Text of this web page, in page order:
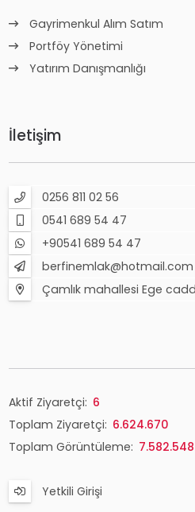
Gayrimenkul Alım Satım
Portföy Yönetimi
Yatırım Danışmanlığı
İletişim
0256 811 02 56
0541 689 54 47
+90541 689 54 47
berfinemlak@hotmail.com
Çamlık mahallesi Ege
Aktif Ziyaretçi: 6
Toplam Ziyaretçi: 6.624.670
Toplam Görüntüleme: 7.582.548
Yetkili Girişi